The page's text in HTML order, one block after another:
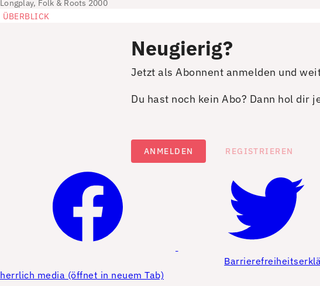
Longplay, Folk & Roots 2000
ÜBERBLICK
Neugierig?
Jetzt als Abonnent anmelden und
Du hast noch kein Abo? Dann hol dir
ANMELDEN REGISTRIEREN
herrlich media (öffnet in neuem Tab)